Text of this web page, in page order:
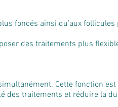
foncés ainsi qu’aux follicules
des traitements plus
Cette fonction
des traitements et réduire la